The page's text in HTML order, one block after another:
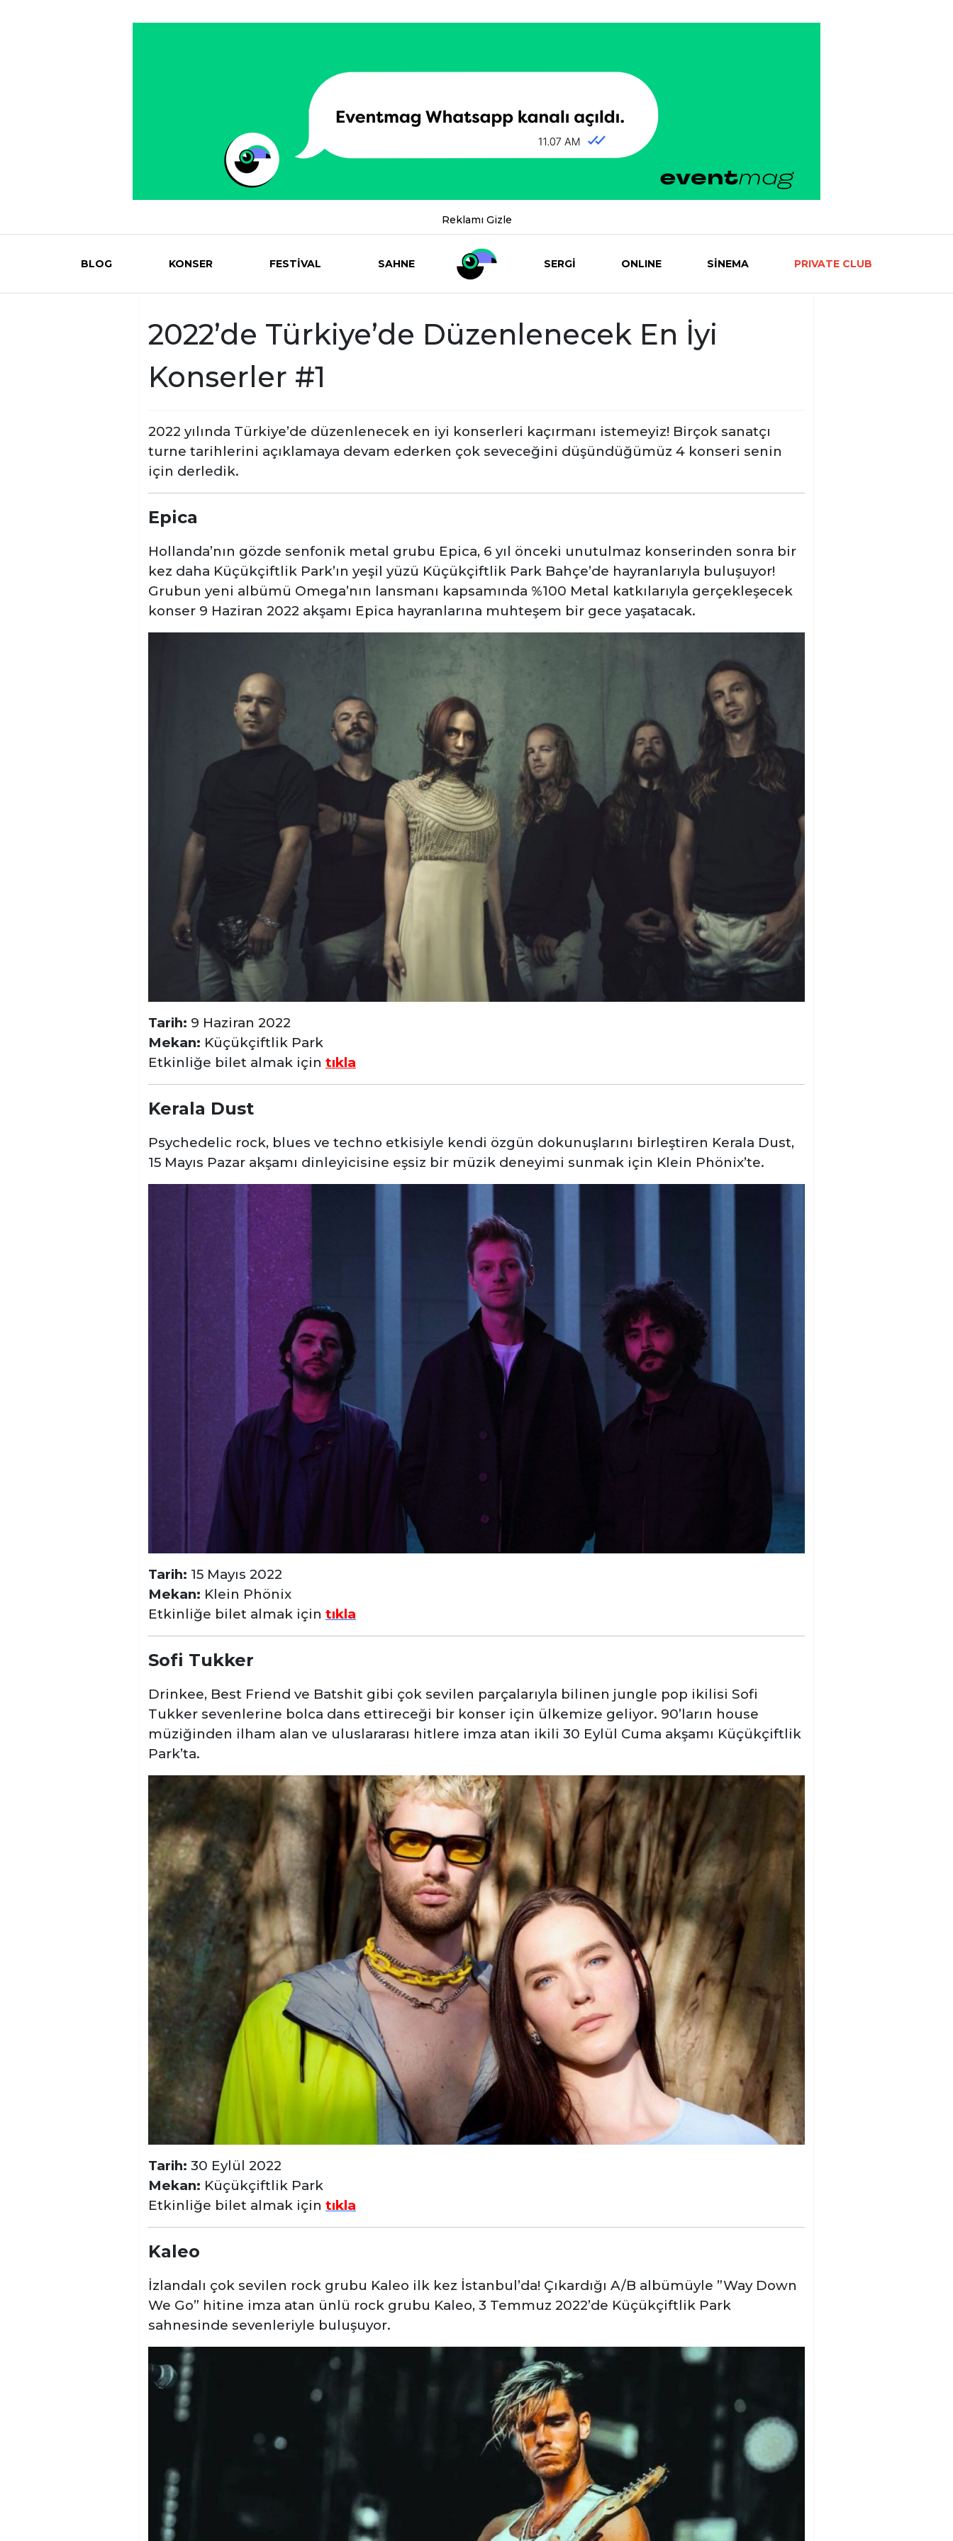
Reklamı Gizle
Eventmag
BLOG KONSER FESTİVAL SAHNE SERGİ ONLINE SİNEMA PRIVATE CLUB
2022’de Türkiye’de Düzenlenecek En İyi
Konserler #1
2022 yılında Türkiye’de düzenlenecek en iyi konserleri kaçırmanı istemeyiz! Birçok sanatçı
turne tarihlerini açıklamaya devam ederken çok seveceğini düşündüğümüz 4 konseri senin
için derledik.
Epica
Hollanda’nın gözde senfonik metal grubu Epica, 6 yıl önceki unutulmaz konserinden sonra bir
kez daha Küçükçiftlik Park’ın yeşil yüzü Küçükçiftlik Park Bahçe’de hayranlarıyla buluşuyor!
Grubun yeni albümü Omega’nın lansmanı kapsamında %100 Metal katkılarıyla gerçekleşecek
konser 9 Haziran 2022 akşamı Epica hayranlarına muhteşem bir gece yaşatacak.
Tarih: 9 Haziran 2022
Mekan: Küçükçiftlik Park
Etkinliğe bilet almak için tıkla
Kerala Dust
Psychedelic rock, blues ve techno etkisiyle kendi özgün dokunuşlarını birleştiren Kerala Dust,
15 Mayıs Pazar akşamı dinleyicisine eşsiz bir müzik deneyimi sunmak için Klein Phönix’te.
Tarih: 15 Mayıs 2022
Mekan: Klein Phönix
Etkinliğe bilet almak için tıkla
Sofi Tukker
Drinkee, Best Friend ve Batshit gibi çok sevilen parçalarıyla bilinen jungle pop ikilisi Sofi
Tukker sevenlerine bolca dans ettireceği bir konser için ülkemize geliyor. 90’ların house
müziğinden ilham alan ve uluslararası hitlere imza atan ikili 30 Eylül Cuma akşamı Küçükçiftlik
Park’ta.
Tarih: 30 Eylül 2022
Mekan: Küçükçiftlik Park
Etkinliğe bilet almak için tıkla
Kaleo
İzlandalı çok sevilen rock grubu Kaleo ilk kez İstanbul’da! Çıkardığı A/B albümüyle ”Way Down
We Go” hitine imza atan ünlü rock grubu Kaleo, 3 Temmuz 2022’de Küçükçiftlik Park
sahnesinde sevenleriyle buluşuyor.